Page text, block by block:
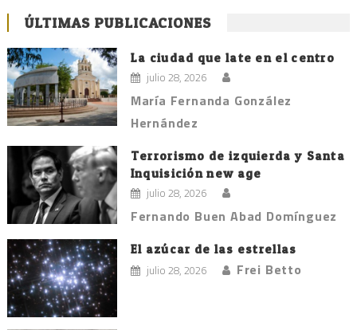
ÚLTIMAS PUBLICACIONES
La ciudad que late en el centro
julio 28, 2026
María Fernanda González
Hernández
Terrorismo de izquierda y Santa
Inquisición new age
julio 28, 2026
Fernando Buen Abad Domínguez
El azúcar de las estrellas
julio 28, 2026 Frei Betto